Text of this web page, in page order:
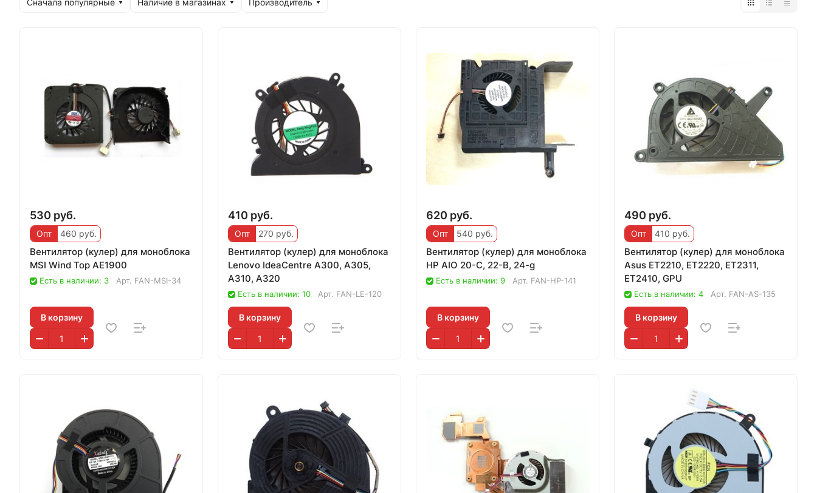
Сначала популярные Наличие в магазинах Производитель
530 руб.
Опт 460 руб.
Вентилятор (кулер) для моноблока
MSI Wind Top AE1900
Есть в наличии: 3 Арт. FAN-MSI-34
В корзину
410 руб.
Опт 270 руб.
Вентилятор (кулер) для моноблока
Lenovo IdeaCentre A300, A305,
A310, A320
Есть в наличии: 10 Арт. FAN-LE-120
В корзину
620 руб.
Опт 540 руб.
Вентилятор (кулер) для моноблока
HP AIO 20-C, 22-B, 24-g
Есть в наличии: 9 Арт. FAN-HP-141
В корзину
490 руб.
Опт 410 руб.
Вентилятор (кулер) для моноблока
Asus ET2210, ET2220, ET2311,
ET2410, GPU
Есть в наличии: 4 Арт. FAN-AS-135
В корзину